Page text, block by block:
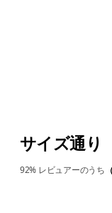
サイズ通り
92% レビュアーのうち